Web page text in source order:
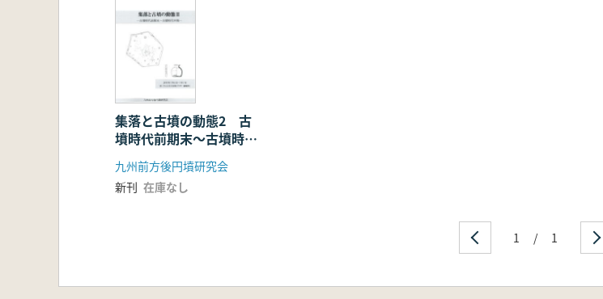
集落と古墳の動態2 古
墳時代前期末〜古墳時代
中期
九州前方後円墳研究会
新刊 在庫なし
1 / 1